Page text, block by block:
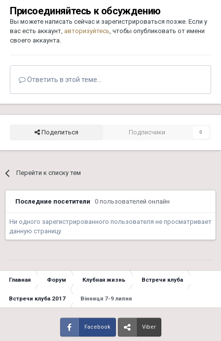
Присоединяйтесь к обсуждению
Вы можете написать сейчас и зарегистрироваться позже. Если у
вас есть аккаунт, авторизуйтесь, чтобы опубликовать от имени
своего аккаунта.
Ответить в этой теме...
Поделиться Подписчики 0
Перейти к списку тем
Последние посетители 0 пользователей онлайн
Ни одного зарегистрированного пользователя не просматривает
данную страницу
Главная Форум Клубная жизнь Встречи клуба
Встречи клуба 2017 Вінниця 7-9 липня
Facebook Viber